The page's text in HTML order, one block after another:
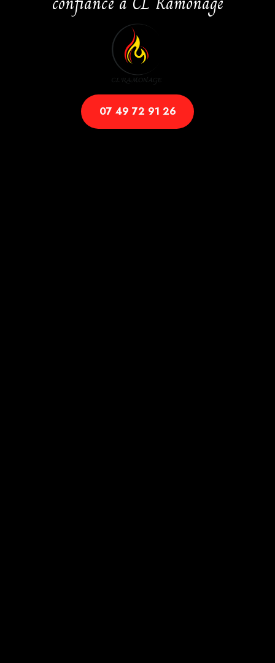
07 49 72 91 26